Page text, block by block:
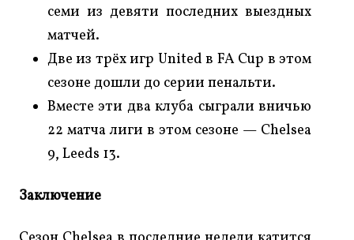
семи из девяти последних выездных
матчей.
Две из трёх игр United в FA Cup в этом
сезоне дошли до серии пенальти.
Вместе эти два клуба сыграли вничью
22 матча лиги в этом сезоне — Chelsea
9, Leeds 13.
Заключение